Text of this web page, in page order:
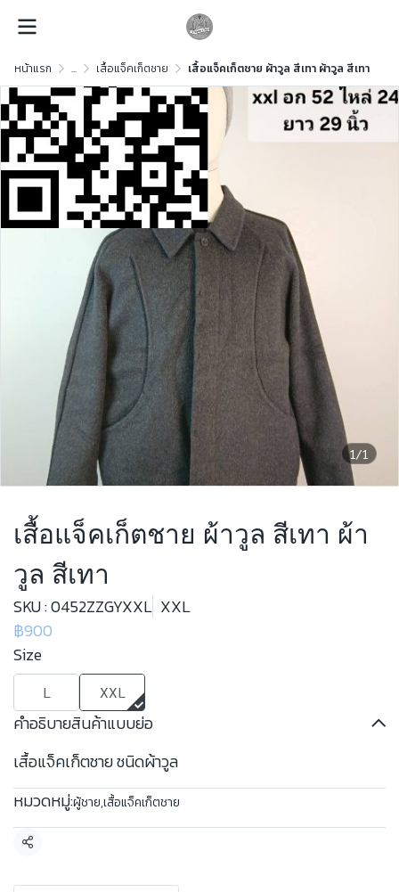
หน้าแรก ... เสื้อแจ็คเก็ตชาย เสื้อแจ็คเก็ตชาย ผ้าวูล สีเทา ผ้าวูล สีเทา
1/1
เสื้อแจ็คเก็ตชาย ผ้าวูล สีเทา ผ้า
วูล สีเทา
SKU : 0452ZZGYXXL XXL
฿900
Size
L XXL
คำอธิบายสินค้าแบบย่อ
เสื้อแจ็คเก็ตชาย ชนิดผ้าวูล
หมวดหมู่:ผู้ชาย,เสื้อแจ็คเก็ตชาย
แชร์